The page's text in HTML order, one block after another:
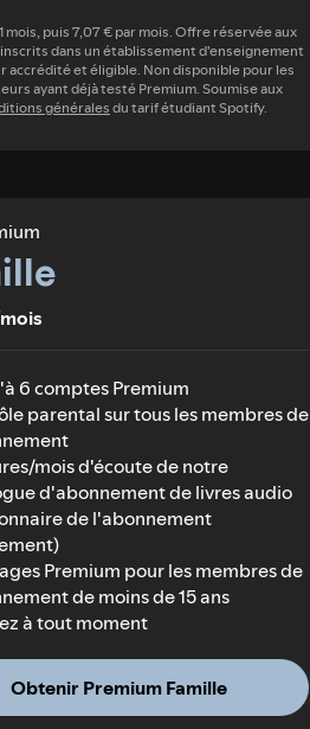
mois, puis 7,07 € par mois. Offre réservée aux
dans un établissement d'enseignement
accrédité et éligible. Non disponible pour les
ayant déjà testé Premium. Soumise aux
généralesdu tarif étudiant Spotify.
6 comptes Premium
parental sur tous les membres de
mois d'écoute de notre
d'abonnement de livres audio
de l'abonnement
Premium pour les membres de
de moins de 15 ans
à tout moment
Obtenir Premium Famille